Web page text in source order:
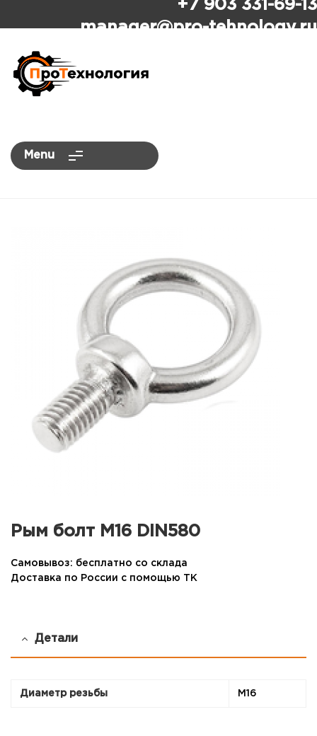
+7 903 331-69-13
manager@pro-tehnology.ru
Menu
Рым болт М16 DIN580
Самовывоз: бесплатно со склада
Доставка по России с помощью ТК
Детали
Диаметр резьбы М16